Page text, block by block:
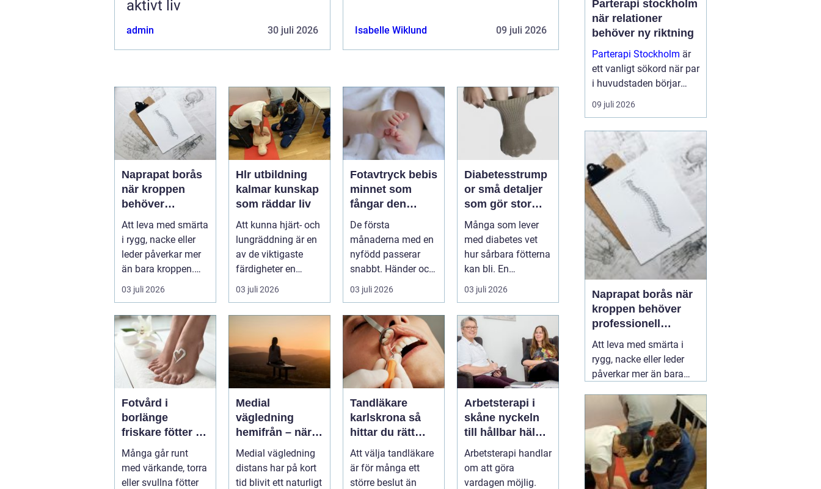
aktivt liv
admin 30 juli 2026 Isabelle Wiklund 09 juli 2026
Naprapat borås
när kroppen
behöver
professionell
manuell
behandling
Att leva med smärta
i rygg, nacke eller
leder påverkar mer
än bara kroppen.
Sömnen blir sämre,
humör...
03 juli 2026
Hlr utbildning
kalmar kunskap
som räddar liv
Att kunna hjärt- och
lungräddning är en
av de viktigaste
färdigheter en
människa kan ha.
Varje år dr...
03 juli 2026
Fotavtryck bebis
minnet som
fångar den
första tiden
De första
månaderna med en
nyfödd passerar
snabbt. Händer och
fötter som är
mindre än någon
kunnat f...
03 juli 2026
Diabetesstrump
or små detaljer
som gör stor
skillnad för
känsliga fötter
Många som lever
med diabetes vet
hur sårbara fötterna
kan bli. En
skavande söm, en
hård resår eller ...
03 juli 2026
Fotvård i
borlänge
friskare fötter i
vardagen
Många går runt
med värkande, torra
eller svullna fötter
Medial
vägledning
hemifrån – när
du behöver stöd
Medial vägledning
distans har på kort
tid blivit ett naturligt
Tandläkare
karlskrona så
hittar du rätt
tandvård nära
dig
Att välja tandläkare
är för många ett
större beslut än
Arbetsterapi i
skåne nyckeln
till hållbar hälsa
och arbete
Arbetsterapi handlar
om att göra
vardagen möjlig.
Parterapi stockholm
när relationer
behöver ny riktning
Parterapi Stockholm är
ett vanligt sökord när par
i huvudstaden börjar
känna att något inte
längre fungerar som
vardag. Många upplever
återkommande bråk,
tystnad eller en känsla
av att...
09 juli 2026
Naprapat borås när
kroppen behöver
professionell
manuell behandling
Att leva med smärta i
rygg, nacke eller leder
påverkar mer än bara
sämre, humöret sjunker
och vardagssaker som
att bära matkassar eller
leka med barnen känns
tunga. Här kan en
03 juli
2026